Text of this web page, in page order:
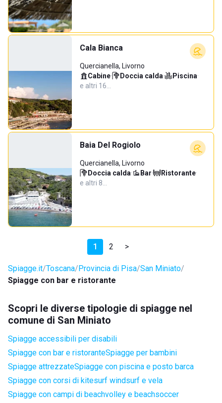
Cala Bianca
Quercianella, Livorno
Cabine· Doccia calda· Piscina·
e altri 16…
Baia Del Rogiolo
Quercianella, Livorno
Doccia calda· Bar· Ristorante·
e altri 8…
1 2 >
Spiagge.it Toscana Provincia di Pisa San Miniato
Spiagge con bar e ristorante
Scopri le diverse tipologie di spiagge nel
comune di San Miniato
Spiagge accessibili per disabili
Spiagge con bar e ristoranteSpiagge per bambini
Spiagge attrezzateSpiagge con piscina e posto barca
Spiagge con corsi di kitesurf windsurf e vela
Spiagge con campi di beachvolley e beachsoccer